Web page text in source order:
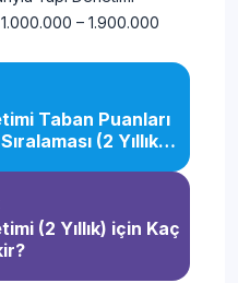
1.000.000 – 1.900.000
Taban Puanları
(2 Yıllık)
(2 Yıllık) için Kaç